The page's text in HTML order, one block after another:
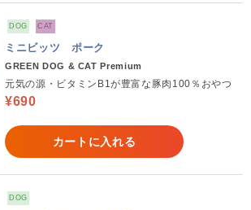
DOG CAT
ミニビッツ ポーク
GREEN DOG & CAT Premium
元気の源・ビタミンB1が豊富な豚肉100％おやつ
¥690
カートに入れる
DOG